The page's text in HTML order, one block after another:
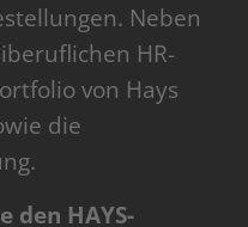
Neben
HR-
von Hays
die
den HAYS-